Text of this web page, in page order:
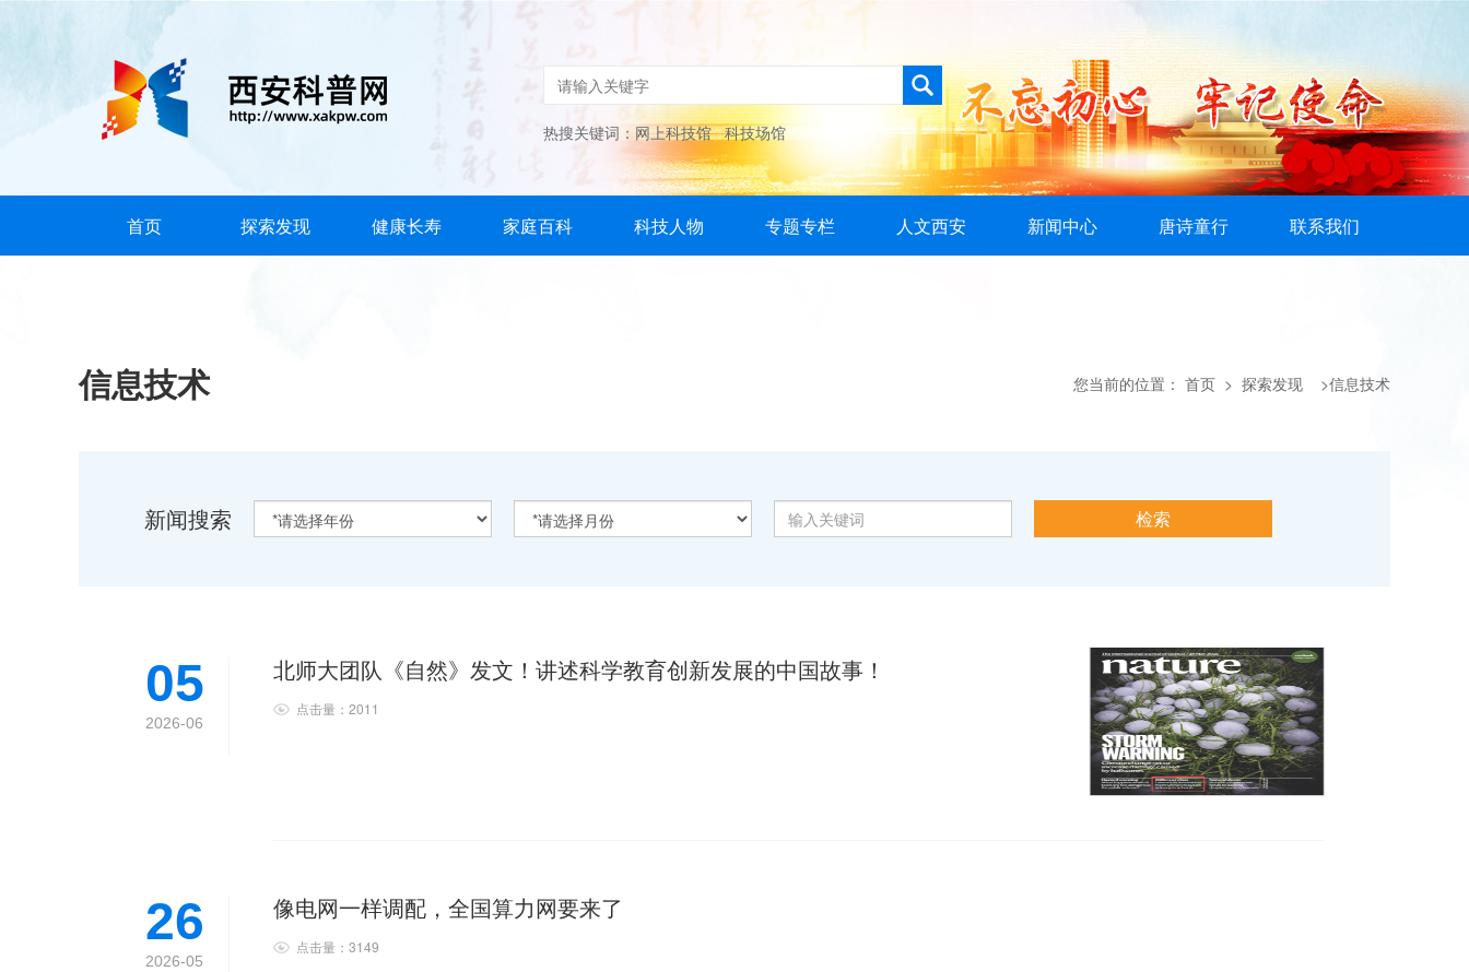
热搜关键词： 网上科技馆 科技场馆
首页 探索发现 健康长寿 家庭百科 科技人物 专题专栏 人文西安 新闻中心 唐诗童行 联系我们
信息技术 您当前的位置： 首页 > 探索发现 >信息技术
新闻搜索
05
2026-06
北师大团队《自然》发文！讲述科学教育创新发展的中国故事！
点击量：2011
26
2026-05
像电网一样调配，全国算力网要来了
点击量：3149